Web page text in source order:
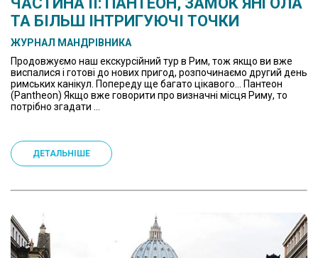
ТА БІЛЬШ ІНТРИГУЮЧІ ТОЧКИ
ЖУРНАЛ МАНДРІВНИКА
Продовжуємо наш екскурсійний тур в Рим, тож якщо ви вже
виспалися і готові до нових пригод, розпочинаємо другий день
римських канікул. Попереду ще багато цікавого… Пантеон
(Pantheon) Якщо вже говорити про визначні місця Риму, то
потрібно згадати ...
ДЕТАЛЬНІШЕ